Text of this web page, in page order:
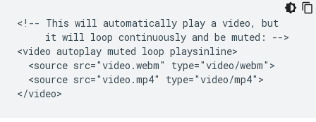
<!-- This will automatically play a video, but
     it will loop continuously and be muted: -->
<video autoplay muted loop playsinline>
  <source src="video.webm" type="video/webm">
  <source src="video.mp4" type="video/mp4">